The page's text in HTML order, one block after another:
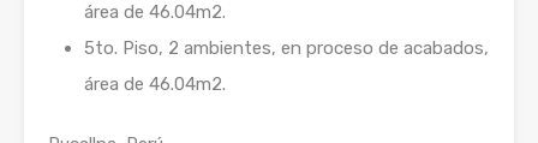
área de 46.04m2.
5to. Piso, 2 ambientes, en proceso de acabados,
área de 46.04m2.